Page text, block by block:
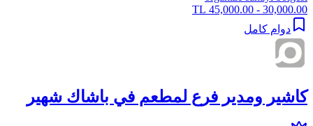
30,000.00 - 45,000.00 TL
دوام كامل
كاشير ومدير فرع لمطعم في باشاك شهير